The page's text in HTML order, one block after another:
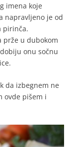
imena koje
napravljeno je od
pirinča.
prže u dubokom
onu sočnu
da izbegnem ne
ovde pišem i